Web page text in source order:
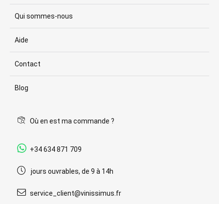
Qui sommes-nous
Aide
Contact
Blog
Où en est ma commande ?
+34 634 871 709
jours ouvrables, de 9 à 14h
service_client@vinissimus.fr